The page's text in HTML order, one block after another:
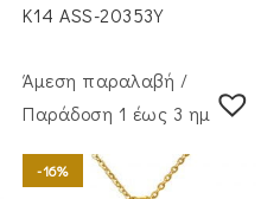
Κ14 ASS-20353Y
Άμεση παραλαβή /
Παράδoση 1 έως 3 ημέρες
-16%